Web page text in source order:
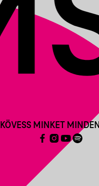
KÖVESS MINKET